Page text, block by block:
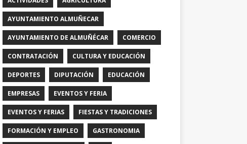
AYUNTAMIENTO ALMUÑECAR
AYUNTAMIENTO DE ALMUÑÉCAR COMERCIO
CONTRATACIÓN CULTURA Y EDUCACIÓN
DEPORTES DIPUTACIÓN EDUCACIÓN
EMPRESAS EVENTOS Y FERIA
EVENTOS Y FERIAS FIESTAS Y TRADICIONES
FORMACIÓN Y EMPLEO GASTRONOMIA